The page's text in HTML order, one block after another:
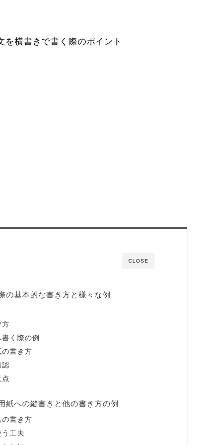
を横書きで書く際のポイント
CLOSE
の基本的な書き方と様々な例
方
く際の例
の書き方
認
紙への縦書きと他の書き方の例
書き方
工夫